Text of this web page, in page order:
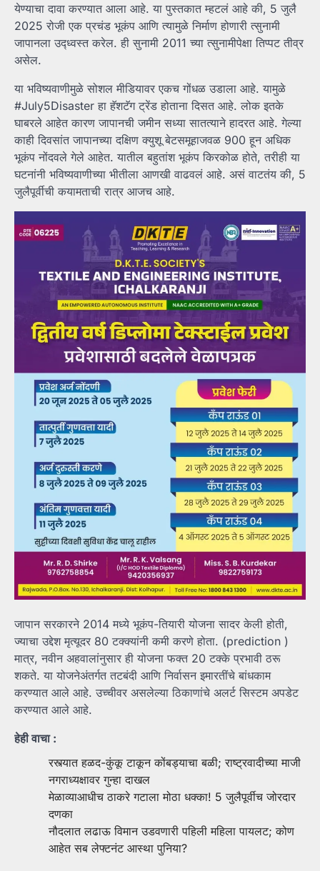
येण्याचा दावा करण्यात आला आहे. या पुस्तकात म्हटलं आहे की, 5 जुलै
2025 रोजी एक प्रचंड भूकंप आणि त्यामुळे निर्माण होणारी त्सुनामी
जापानला उद्ध्वस्त करेल. ही सुनामी 2011 च्या त्सुनामीपेक्षा तिप्पट तीव्र
असेल.
या भविष्यवाणीमुळे सोशल मीडियावर एकच गोंधळ उडाला आहे. यामुळे
#July5Disaster हा हॅशटॅग ट्रेंड होताना दिसत आहे. लोक इतके
घाबरले आहेत कारण जापानची जमीन सध्या सातत्याने हादरत आहे. गेल्या
काही दिवसांत जापानच्या दक्षिण क्युशू बेटसमूहाजवळ 900 हून अधिक
भूकंप नोंदवले गेले आहेत. यातील बहुतांश भूकंप किरकोळ होते, तरीही या
घटनांनी भविष्यवाणीच्या भीतीला आणखी वाढवलं आहे. असं वाटतंय की, 5
जुलैपूर्वीची कयामताची रात्र आजच आहे.
जापान सरकारने 2014 मध्ये भूकंप-तियारी योजना सादर केली होती,
ज्याचा उद्देश मृत्यूदर 80 टक्क्यांनी कमी करणे होता. (prediction )
मात्र, नवीन अहवालांनुसार ही योजना फक्त 20 टक्के प्रभावी ठरू
शकते. या योजनेअंतर्गत तटबंदी आणि निर्वासन इमारतींचे बांधकाम
करण्यात आले आहे. उच्चीवर असलेल्या ठिकाणांचे अलर्ट सिस्टम अपडेट
करण्यात आले आहे.
हेही वाचा :
रस्त्यात हळद-कुंकू टाकून कोंबड्याचा बळी; राष्ट्रवादीच्या माजी
नगराध्यक्षावर गुन्हा दाखल
मेळाव्याआधीच ठाकरे गटाला मोठा धक्का! 5 जुलैपूर्वीच जोरदार
दणका
नौदलात लढाऊ विमान उडवणारी पहिली महिला पायलट; कोण
आहेत सब लेफ्टनंट आस्था पुनिया?